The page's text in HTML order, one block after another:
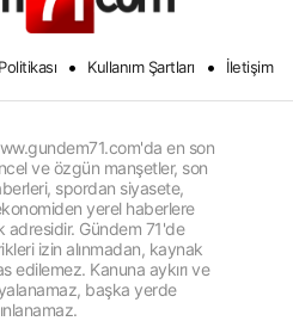
• Kullanım Şartları • İletişim
en son
ve özgün manşetler, son
spordan siyasete,
yerel haberlere
adresidir. Gündem 71'de
izin alınmadan, kaynak
edilemez. Kanuna aykırı ve
başka yerde